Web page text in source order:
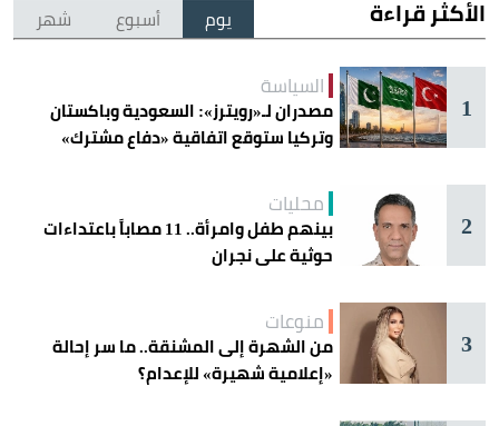
الأكثر قراءة يوم أسبوع شهر
1
السياسة
مصدران لـ«رويترز»: السعودية وباكستان
وتركيا ستوقع اتفاقية «دفاع مشترك»
2
محليات
بينهم طفل وامرأة.. 11 مصاباً باعتداءات
حوثية على نجران
3
منوعات
من الشهرة إلى المشنقة.. ما سر إحالة
«إعلامية شهيرة» للإعدام؟